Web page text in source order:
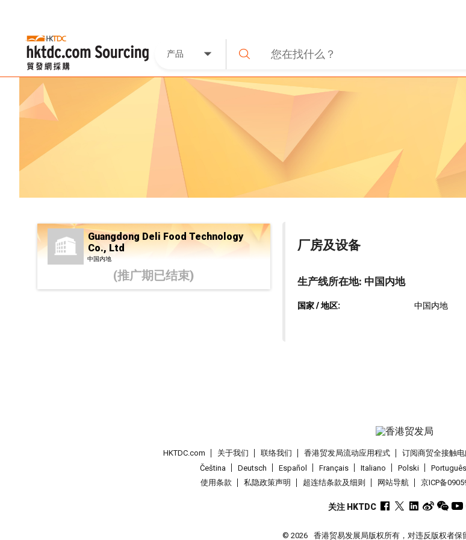
产品
Guangdong Deli Food Technology
Co., Ltd
中国内地
(推广期已结束)
厂房及设备
生产线所在地: 中国内地
国家 / 地区: 中国内地
HKTDC.com 关于我们 联络我们 香港贸发局流动应用程式 订阅商贸全接触
Čeština
Deutsch Español Français Italiano Polski Português
使用条款
私隐政策声明 超连结条款及细则 网站导航 京ICP备
关注 HKTDC
© 2026 香港贸易发展局版权所有，对违反版权者保